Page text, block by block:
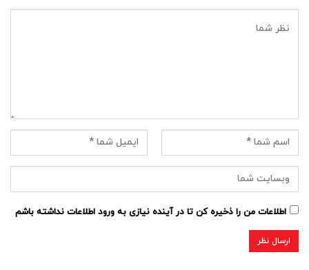
اطلاعات من را ذخیره کن تا در آینده نیازی به ورود اطلاعات نداشته باشم